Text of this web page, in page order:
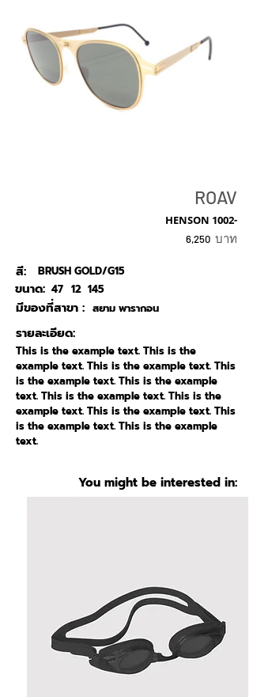
ROAV
HENSON 1002-
6,250 บาท
สี:
BRUSH GOLD/G15
47
ขนาด: 12 145
สยาม พารากอน
มีของที่สาขา :
รายละเอียด:
This is the example text. This is the
example text. This is the example text. This
is the example text. This is the example
text. This is the example text. This is the
example text. This is the example text. This
is the example text. This is the example
text.
You might be interested in: